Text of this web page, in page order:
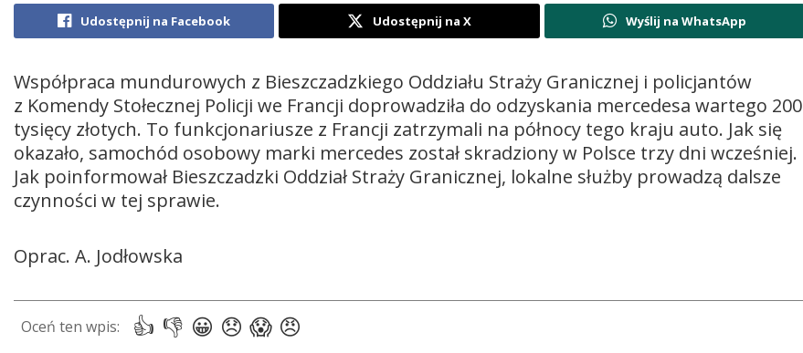
Udostępnij na Facebook Udostępnij na X Wyślij na WhatsApp
Współpraca mundurowych z Bieszczadzkiego Oddziału Straży Granicznej i policjantów
z Komendy Stołecznej Policji we Francji doprowadziła do odzyskania mercedesa wartego 200
tysięcy złotych. To funkcjonariusze z Francji zatrzymali na północy tego kraju auto. Jak się
okazało, samochód osobowy marki mercedes został skradziony w Polsce trzy dni wcześniej.
Jak poinformował Bieszczadzki Oddział Straży Granicznej, lokalne służby prowadzą dalsze
czynności w tej sprawie.
Oprac. A. Jodłowska